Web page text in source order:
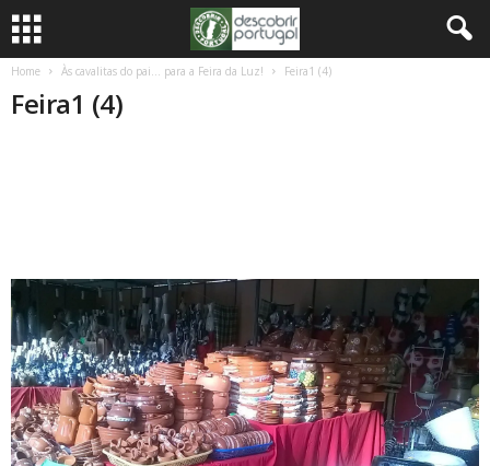
Home Às cavalitas do pai… para a Feira da Luz! Feira1 (4)
Feira1 (4)